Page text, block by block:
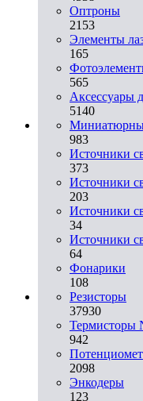
Оптроны
2153
Элементы
165
565
Аксессуары
5140
983
Источники
373
Источники
203
Источники
34
Источники
64
Фонарики
108
Резисторы
37930
Термисторы
942
2098
Энкодеры
123